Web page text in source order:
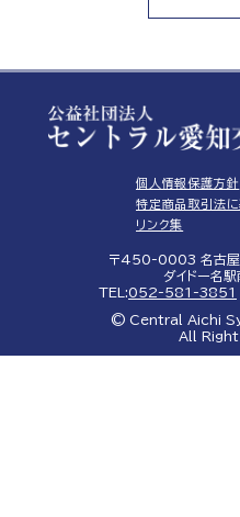
個人情報保護方針
特定商品取引法
リンク集
〒450-0003 名古
ダイドー名
TEL:052-581-3851
© Central Aichi
All Right